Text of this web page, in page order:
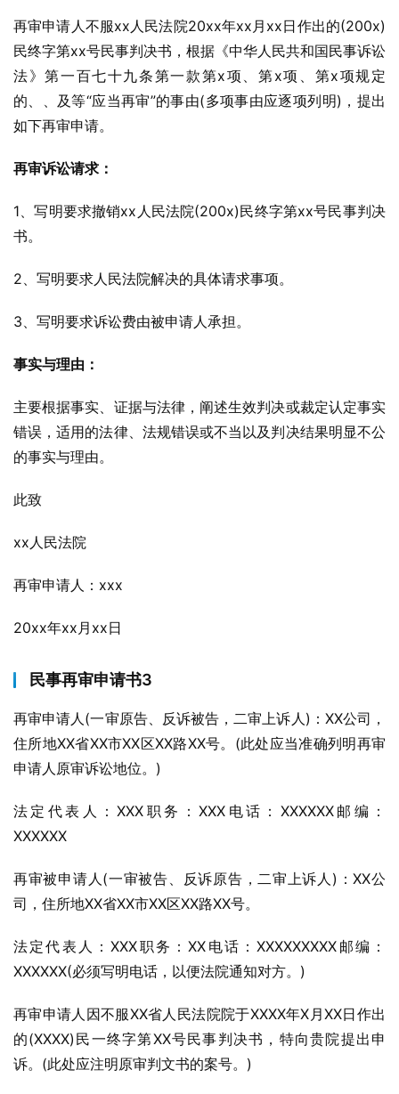
再审申请人不服xx人民法院20xx年xx月xx日作出的(200x)
民终字第xx号民事判决书，根据《中华人民共和国民事诉讼
法》第一百七十九条第一款第x项、第x项、第x项规定
的、、及等“应当再审”的事由(多项事由应逐项列明)，提出
如下再审申请。
再审诉讼请求：
1、写明要求撤销xx人民法院(200x)民终字第xx号民事判决
书。
2、写明要求人民法院解决的具体请求事项。
3、写明要求诉讼费由被申请人承担。
事实与理由：
主要根据事实、证据与法律，阐述生效判决或裁定认定事实
错误，适用的法律、法规错误或不当以及判决结果明显不公
的事实与理由。
此致
xx人民法院
再审申请人：xxx
20xx年xx月xx日
民事再审申请书3
再审申请人(一审原告、反诉被告，二审上诉人)：XX公司，
住所地XX省XX市XX区XX路XX号。(此处应当准确列明再审
申请人原审诉讼地位。)
法定代表人：XXX职务：XXX电话：XXXXXX邮编：
XXXXXX
再审被申请人(一审被告、反诉原告，二审上诉人)：XX公
司，住所地XX省XX市XX区XX路XX号。
法定代表人：XXX职务：XX电话：XXXXXXXXX邮编：
XXXXXX(必须写明电话，以便法院通知对方。)
再审申请人因不服XX省人民法院院于XXXX年X月XX日作出
的(XXXX)民一终字第XX号民事判决书，特向贵院提出申
诉。(此处应注明原审判文书的案号。)